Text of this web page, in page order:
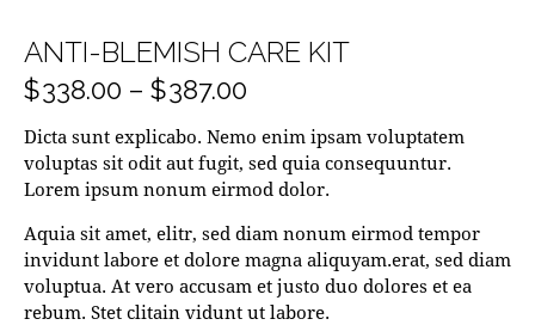
ANTI-BLEMISH CARE KIT
$338.00 – $387.00
Dicta sunt explicabo. Nemo enim ipsam voluptatem
voluptas sit odit aut fugit, sed quia consequuntur.
Lorem ipsum nonum eirmod dolor.
Aquia sit amet, elitr, sed diam nonum eirmod tempor
invidunt labore et dolore magna aliquyam.erat, sed diam
voluptua. At vero accusam et justo duo dolores et ea
rebum. Stet clitain vidunt ut labore.